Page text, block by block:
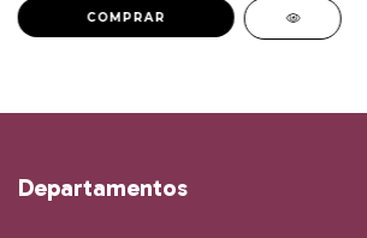
Departamentos